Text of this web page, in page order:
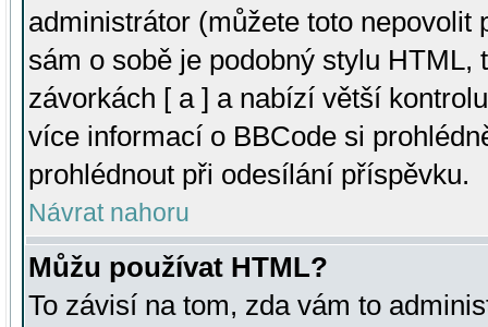
administrátor (můžete toto
sám o sobě je podobný stylu HTML,
závorkách [ a ] a nabízí větší
více informací o BBCode si
prohlédnout při odesílání příspěvku.
Návrat nahoru
Můžu používat HTML?
To závisí na tom, zda vám to